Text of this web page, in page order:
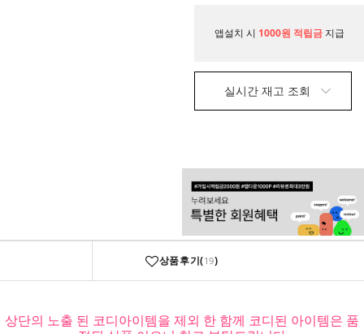
니 매
앱설치 시 1000원 적립금 지급
실시간 재고 조회
상품후기(19)
상단의 노출 된 코디아이템을 제외 한 함께 코디된 아이템은 품